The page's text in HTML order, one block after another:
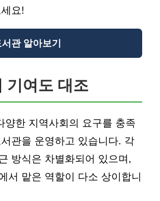
요!
서관 알아보기
기여도 대조
양한 지역사회의 요구를 충족
관을 운영하고 있습니다. 각
방식은 차별화되어 있으며,
서 맡은 역할이 다소 상이합니